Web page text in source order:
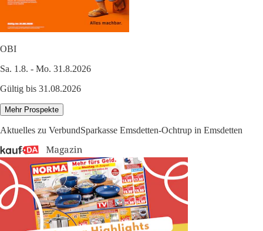
OBI
Sa. 1.8. - Mo. 31.8.2026
Gültig bis 31.08.2026
Mehr Prospekte
Aktuelles zu VerbundSparkasse Emsdetten-Ochtrup in Emsdetten